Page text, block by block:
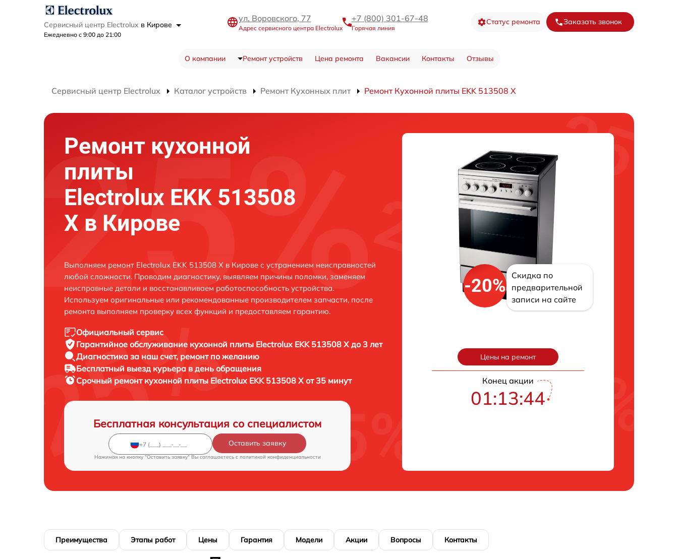
Сервисный центр Electrolux в Кирове
Ежедневно с 9:00 до 21:00
ул. Воровского, 77
Адрес сервисного центра Electrolux
+7 (800) 301-67-48
Горячая линия
Статус ремонта Заказать звонок
О компании Ремонт устройств Цена ремонта Вакансии Контакты Отзывы
Сервисный центр Electrolux Каталог устройств Ремонт Кухонных плит Ремонт Кухонной плиты EKK 513508 X
Ремонт кухонной
плиты
Electrolux EKK 513508
X в Кирове
Выполняем ремонт Electrolux EKK 513508 X в Кирове с устранением неисправностей
любой сложности. Проводим диагностику, выявляем причины поломки, заменяем
неисправные детали и восстанавливаем работоспособность устройства.
Используем оригинальные или рекомендованные производителем запчасти, после
ремонта выполняем проверку всех функций и предоставляем гарантию.
Официальный сервис
Гарантийное обслуживание кухонной плиты Electrolux EKK 513508 X до 3 лет
Диагностика за наш счет, ремонт по желанию
Бесплатный выезд курьера в день обращения
Срочный ремонт кухонной плиты Electrolux EKK 513508 X от 35 минут
Бесплатная консультация со специалистом
Оставить заявку
Нажимая на кнопку "Оставить заявку" Вы соглашаетесь c политикой конфиденциальности
-20%
Скидка по
предварительной
записи на сайте
Цены на ремонт
Конец акции
01:13:43
Преимущества Этапы работ Цены Гарантия Модели Акции Вопросы Контакты